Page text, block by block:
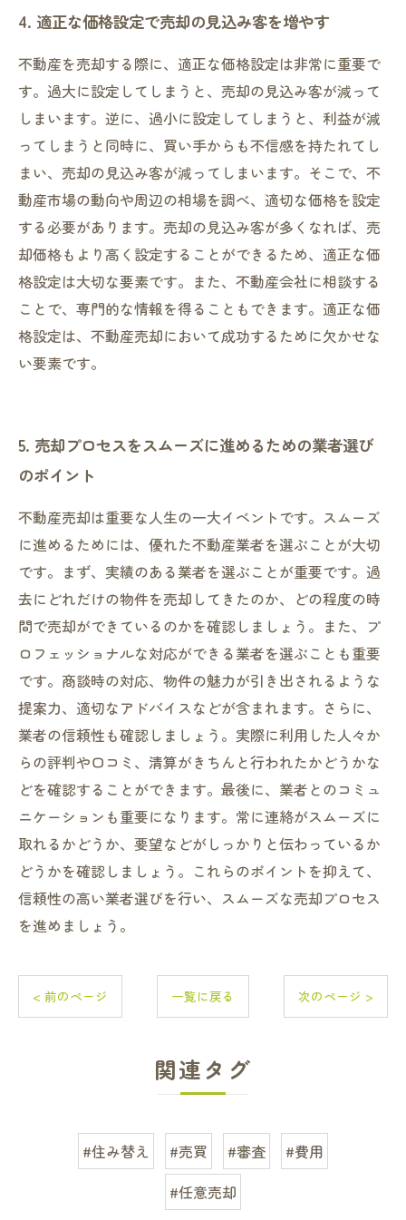
4. 適正な価格設定で売却の見込み客を増やす
不動産を売却する際に、適正な価格設定は非常に重要で
す。過大に設定してしまうと、売却の見込み客が減って
しまいます。逆に、過小に設定してしまうと、利益が減
ってしまうと同時に、買い手からも不信感を持たれてし
まい、売却の見込み客が減ってしまいます。そこで、不
動産市場の動向や周辺の相場を調べ、適切な価格を設定
する必要があります。売却の見込み客が多くなれば、売
却価格もより高く設定することができるため、適正な価
格設定は大切な要素です。また、不動産会社に相談する
ことで、専門的な情報を得ることもできます。適正な価
格設定は、不動産売却において成功するために欠かせな
い要素です。
5. 売却プロセスをスムーズに進めるための業者選び
のポイント
不動産売却は重要な人生の一大イベントです。スムーズ
に進めるためには、優れた不動産業者を選ぶことが大切
です。まず、実績のある業者を選ぶことが重要です。過
去にどれだけの物件を売却してきたのか、どの程度の時
間で売却ができているのかを確認しましょう。また、プ
ロフェッショナルな対応ができる業者を選ぶことも重要
です。商談時の対応、物件の魅力が引き出されるような
提案力、適切なアドバイスなどが含まれます。さらに、
業者の信頼性も確認しましょう。実際に利用した人々か
らの評判や口コミ、清算がきちんと行われたかどうかな
どを確認することができます。最後に、業者とのコミュ
ニケーションも重要になります。常に連絡がスムーズに
取れるかどうか、要望などがしっかりと伝わっているか
どうかを確認しましょう。これらのポイントを抑えて、
信頼性の高い業者選びを行い、スムーズな売却プロセス
を進めましょう。
< 前のページ 一覧に戻る 次のページ >
関連タグ
#住み替え #売買 #審査
#費用
#任意売却